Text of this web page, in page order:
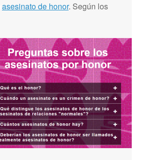
asesinato de honor. Según los